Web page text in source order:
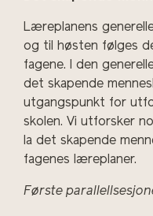
Læreplanens
og til høsten følges
fagene. I den
det skapende
utgangspunkt for
skolen. Vi utforsker
la det skapende
fagenes læreplaner.
Første